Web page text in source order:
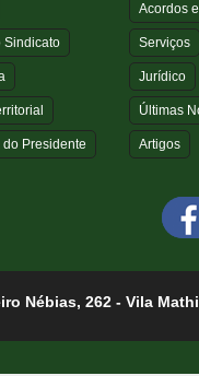
Sindicato
do Presidente
Acordos
Serviços
Jurídico
Últimas
Artigos
Nébias, 262 - Vila